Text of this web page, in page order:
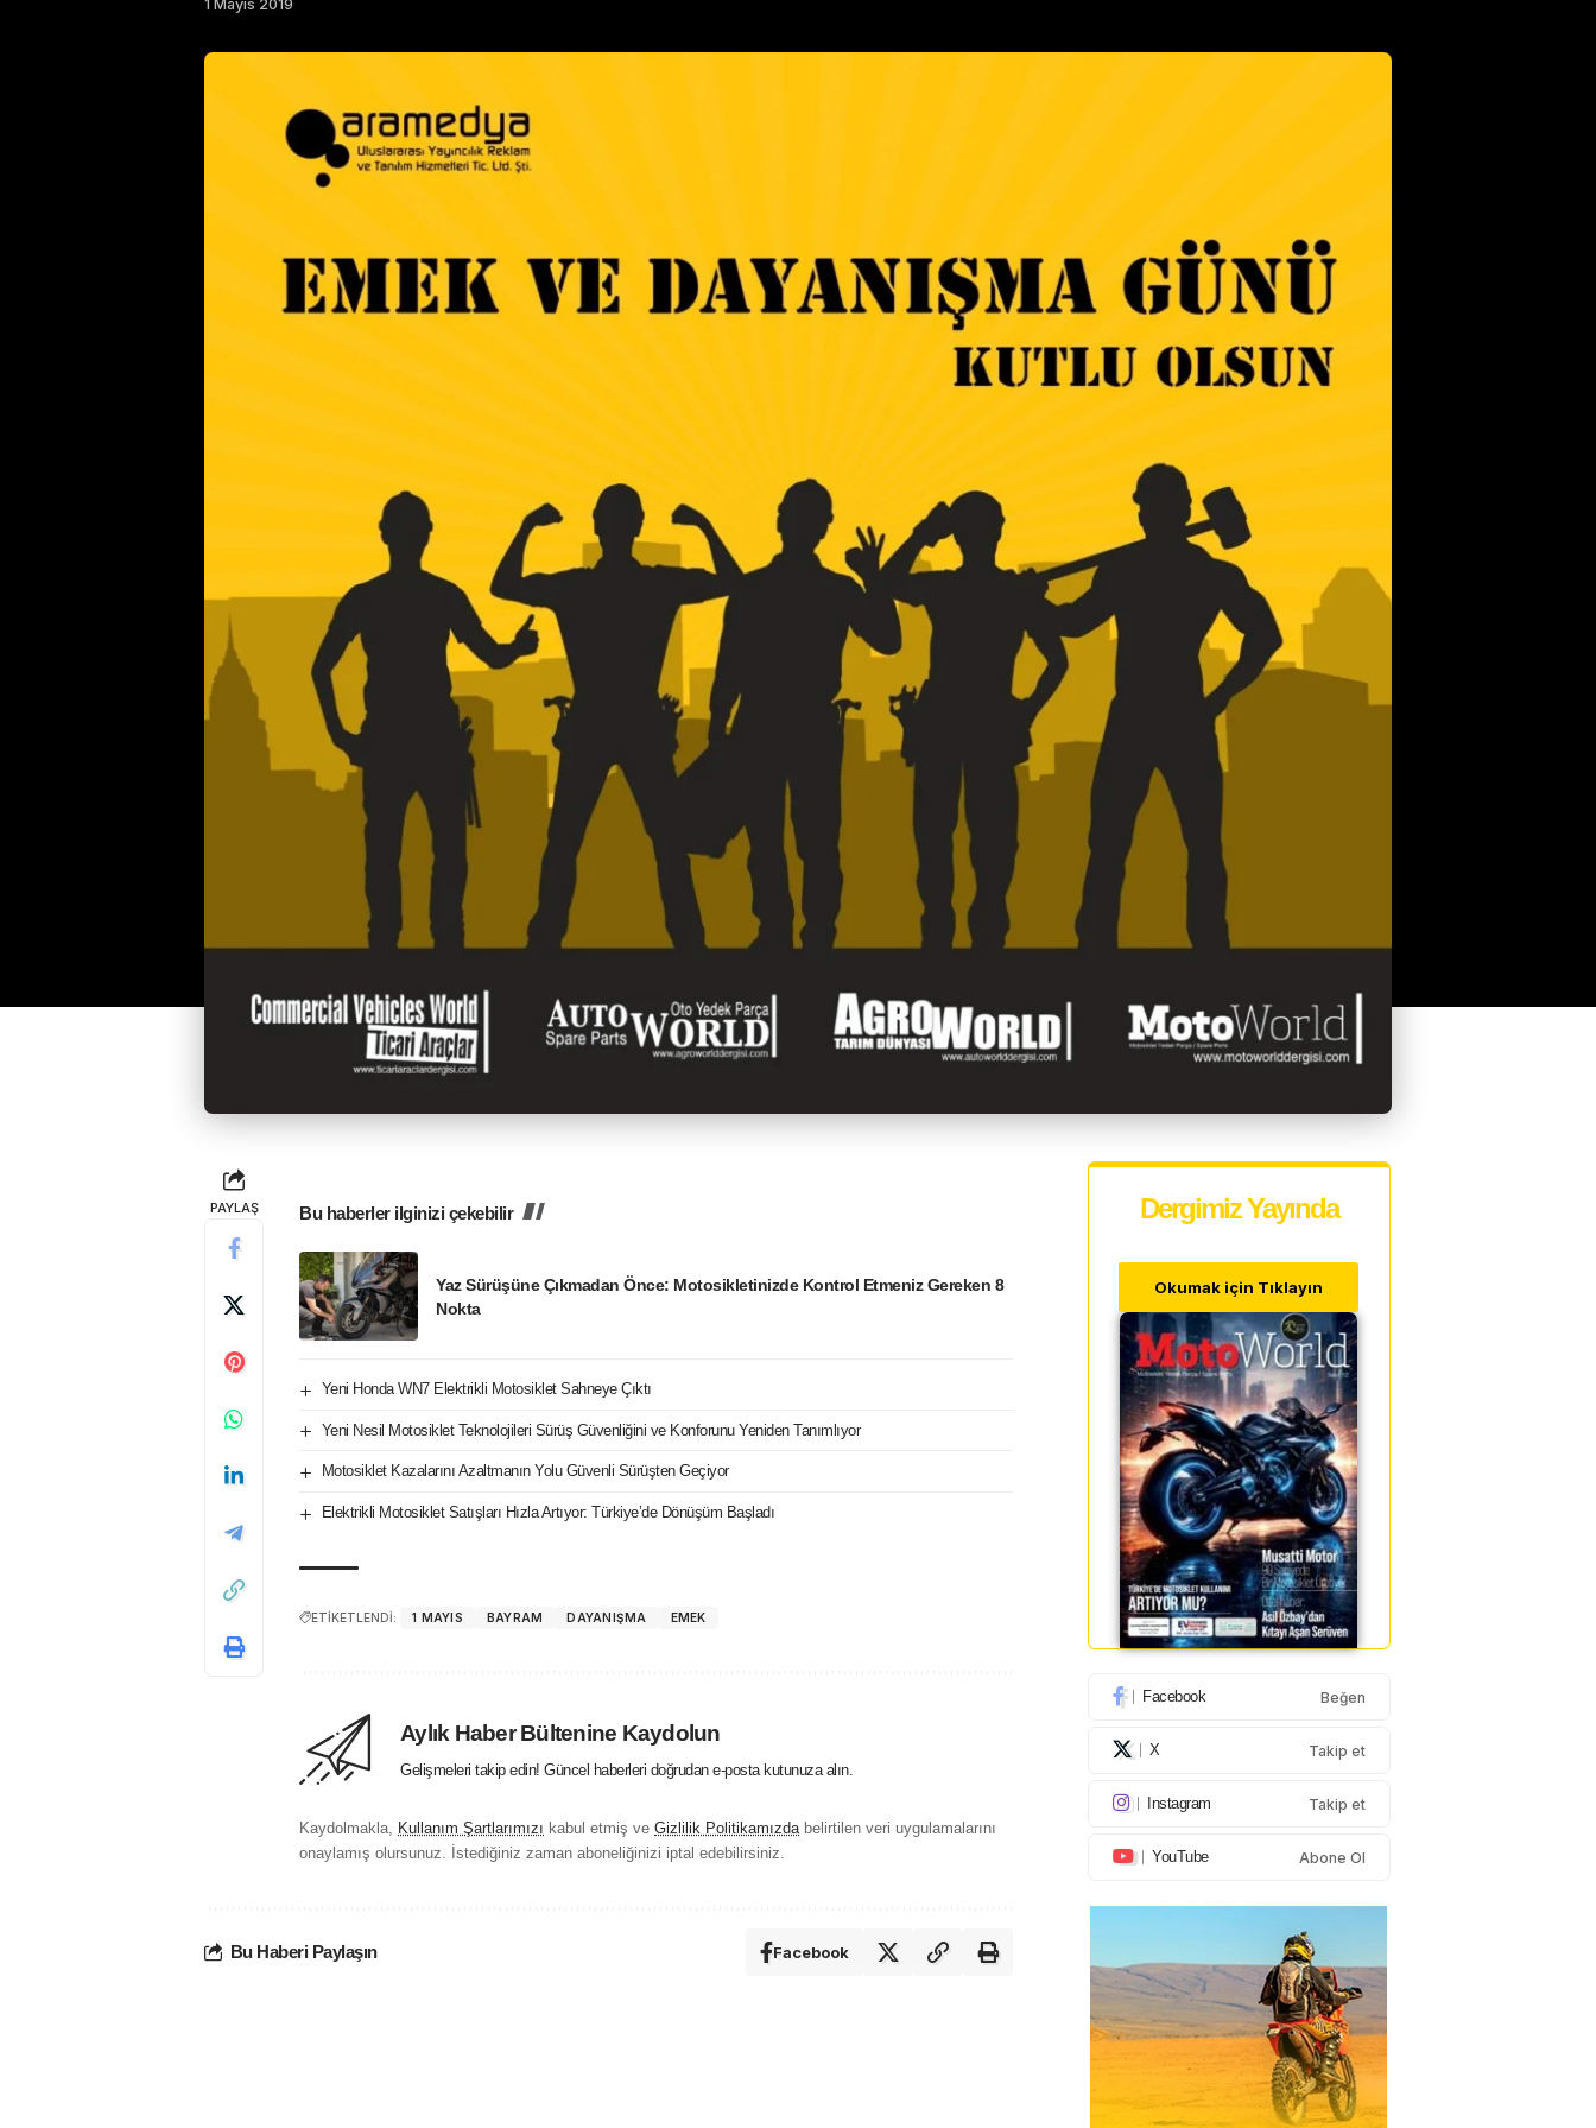
1 Mayıs 2019
PAYLAŞ Bu haberler ilginizi çekebilir
Yaz Sürüşüne Çıkmadan Önce: Motosikletinizde Kontrol Etmeniz Gereken 8
Nokta
Yeni Honda WN7 Elektrikli Motosiklet Sahneye Çıktı
Yeni Nesil Motosiklet Teknolojileri Sürüş Güvenliğini ve Konforunu Yeniden Tanımlıyor
Motosiklet Kazalarını Azaltmanın Yolu Güvenli Sürüşten Geçiyor
Elektrikli Motosiklet Satışları Hızla Artıyor: Türkiye’de Dönüşüm Başladı
ETİKETLENDİ: 1 MAYIS BAYRAM DAYANIŞMA EMEK
Aylık Haber Bültenine Kaydolun
Gelişmeleri takip edin! Güncel haberleri doğrudan e-posta kutunuza alın.
Kaydolmakla, Kullanım Şartlarımızı kabul etmiş ve Gizlilik Politikamızda belirtilen veri uygulamalarını
onaylamış olursunuz. İstediğiniz zaman aboneliğinizi iptal edebilirsiniz.
Bu Haberi Paylaşın Facebook
Dergimiz Yayında
Okumak için Tıklayın
Facebook Beğen
X Takip et
Instagram Takip et
YouTube Abone Ol